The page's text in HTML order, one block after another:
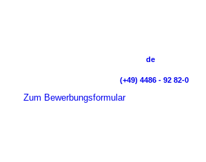
de
(+49) 4486 - 92 82-0
Zum Bewerbungsformular